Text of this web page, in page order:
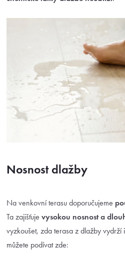
Nosnost dlažby
Na venkovní terasu doporučujeme
Ta zajišťuje vysokou nosnost a
vyzkoušet, zda terasa z dlažby
můžete podívat zde: